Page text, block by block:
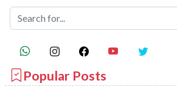
Popular Posts